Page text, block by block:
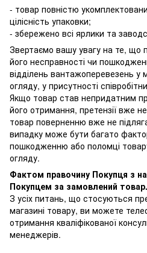
- товар повністю
цілісність упаковки;
- збережено всі ярлики та
Звертаємо вашу увагу на те, що
його несправності чи
відділень вантажоперевезень
огляду, у присутності
Якщо товар став непридатним
його отримання, претензії вже
товар поверненню вже не
випадку може бути багато
пошкодженню або поломці
огляду.
Фактом правочину Покупця з
Покупцем за замовлений товар.
З усіх питань, що стосуються
магазині товару, ви можете
отримання кваліфікованої
менеджерів.